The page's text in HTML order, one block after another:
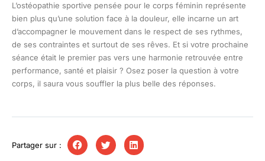
L’ostéopathie sportive pensée pour le corps féminin représente
bien plus qu’une solution face à la douleur, elle incarne un art
d’accompagner le mouvement dans le respect de ses rythmes,
de ses contraintes et surtout de ses rêves. Et si votre prochaine
séance était le premier pas vers une harmonie retrouvée entre
performance, santé et plaisir ? Osez poser la question à votre
corps, il saura vous souffler la plus belle des réponses.
Partager sur :